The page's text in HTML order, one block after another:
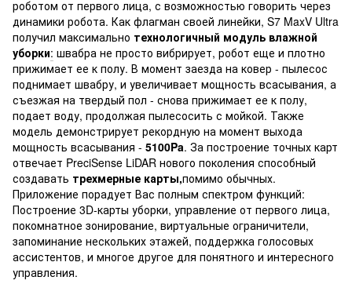
роботом от первого лица, с возможностью говорить через
динамики робота. Как флагман своей линейки, S7 MaxV Ultra
получил максимально технологичный модуль влажной
уборки: швабра не просто вибрирует, робот еще и плотно
прижимает ее к полу. В момент заезда на ковер - пылесос
поднимает швабру, и увеличивает мощность всасывания, а
съезжая на твердый пол - снова прижимает ее к полу,
подает воду, продолжая пылесосить с мойкой. Также
модель демонстрирует рекордную на момент выхода
мощность всасывания - 5100Pa. За построение точных карт
отвечает PreciSense LiDAR нового поколения способный
создавать трехмерные карты,помимо обычных.
Приложение порадует Вас полным спектром функций:
Построение 3D-карты уборки, управление от первого лица,
покомнатное зонирование, виртуальные ограничители,
запоминание нескольких этажей, поддержка голосовых
ассистентов, и многое другое для понятного и интересного
управления.